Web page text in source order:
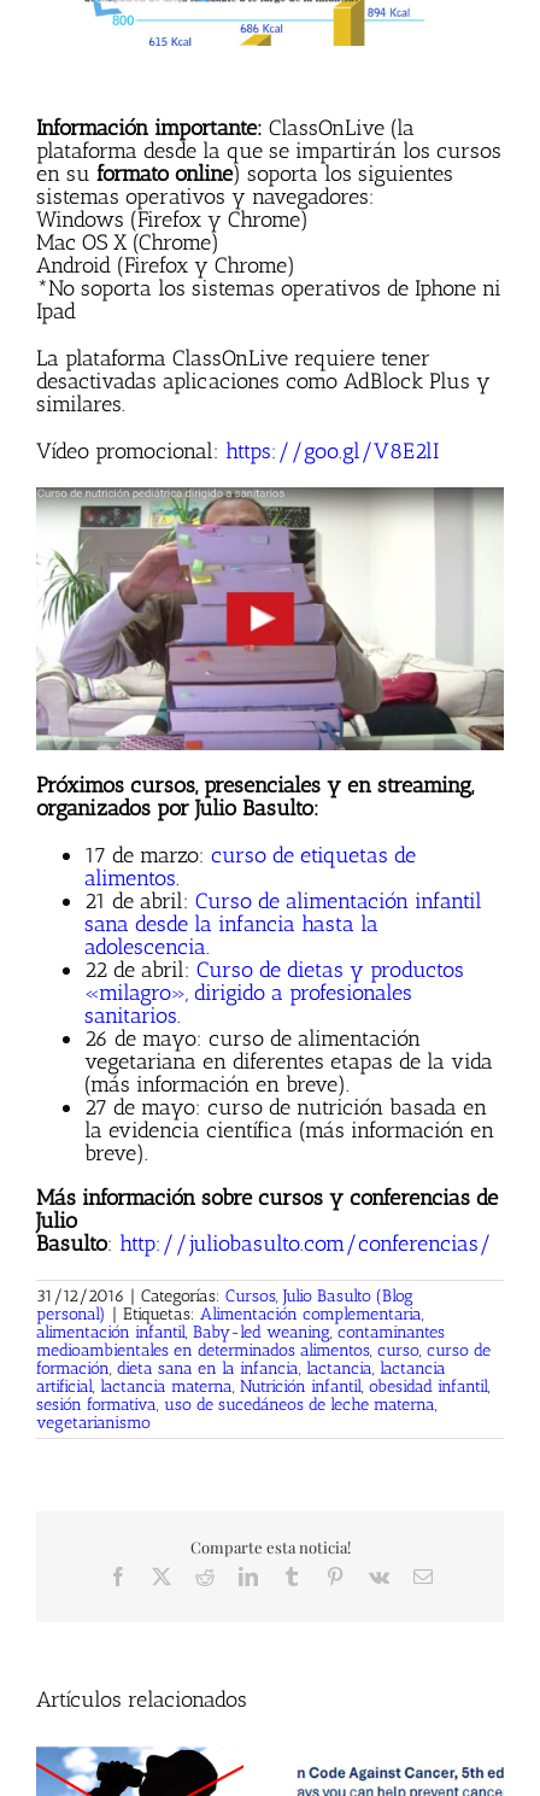
Información importante: ClassOnLive (la
plataforma desde la que se impartirán los cursos
en su formato online) soporta los siguientes
sistemas operativos y navegadores:
Windows (Firefox y Chrome)
Mac OS X (Chrome)
Android (Firefox y Chrome)
*No soporta los sistemas operativos de Iphone ni
Ipad
La plataforma ClassOnLive requiere tener
desactivadas aplicaciones como AdBlock Plus y
similares.
Vídeo promocional: https://goo.gl/V8E2lI
Próximos cursos, presenciales y en streaming,
organizados por Julio Basulto:
17 de marzo: curso de etiquetas de
alimentos.
21 de abril: Curso de alimentación infantil
sana desde la infancia hasta la
adolescencia.
22 de abril: Curso de dietas y productos
«milagro», dirigido a profesionales
sanitarios.
26 de mayo: curso de alimentación
vegetariana en diferentes etapas de la vida
(más información en breve).
27 de mayo: curso de nutrición basada en
la evidencia científica (más información en
breve).
Más información sobre cursos y conferencias de
Julio
Basulto: http://juliobasulto.com/conferencias/
31/12/2016 | Categorías: Cursos, Julio Basulto (Blog
personal) | Etiquetas: Alimentación complementaria,
alimentación infantil, Baby-led weaning, contaminantes
medioambientales en determinados alimentos, curso, curso de
formación, dieta sana en la infancia, lactancia, lactancia
artificial, lactancia materna, Nutrición infantil, obesidad infantil,
sesión formativa, uso de sucedáneos de leche materna,
vegetarianismo
Comparte esta noticia!
Facebook RedditLinkedInTumblr Pinterest
Vk
Correo
Artículos relacionados